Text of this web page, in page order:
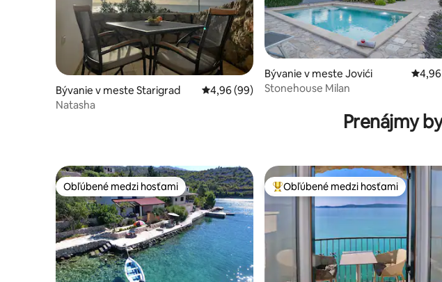
Bývanie v meste Starigrad Priemerné ohodnotenie 4,96 z 5, počet hodnotení:
4,96 (99)
Natasha
Bývanie v meste Jovići
Stonehouse Milan
Prenájmy
Obľúbené medzi hosťami
Obľúbené medzi hosťami Najobľúbenejšie medzi hosťami
Obľúbené medzi hosťami